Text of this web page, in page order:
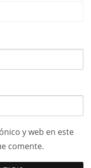
y web en este
comente.